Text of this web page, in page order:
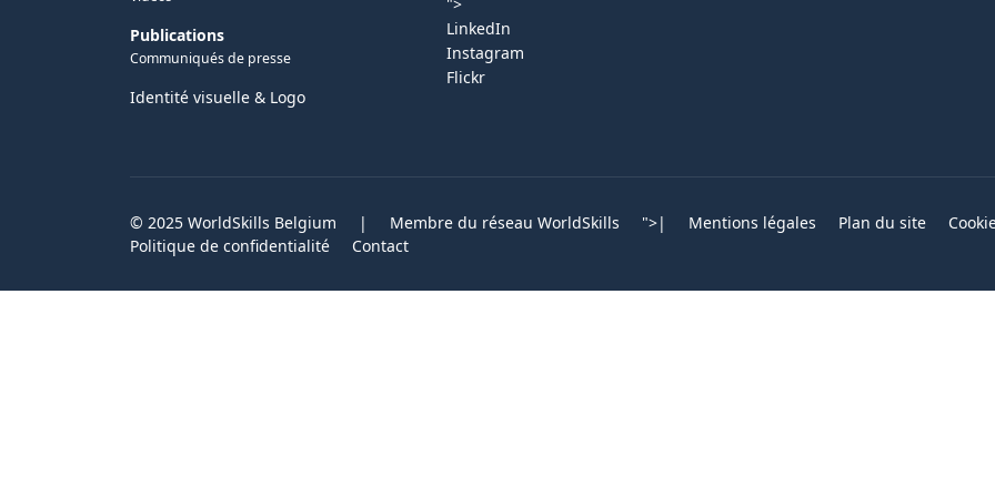
Publications
Communiqués de presse
Identité visuelle & Logo
LinkedIn
Instagram
Flickr
© 2025 WorldSkills Belgium | Membre du réseau WorldSkills ">| Mentions légales Plan du site
Politique de confidentialité
Contact